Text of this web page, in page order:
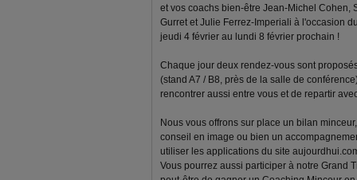
et vos coachs bien-être Jean-Michel Cohen,
Gurret et Julie Ferrez-Imperiali à l'occasion
jeudi 4 février au lundi 8 février prochain !
Chaque jour deux rendez-vous sont
(stand A7 / B8, près de la salle de
rencontrer aussi entre vous et de repartir
Nous vous offrons sur place un bilan
conseil en image ou bien un
utiliser les applications du site
Vous pourrez aussi participer à notre Grand